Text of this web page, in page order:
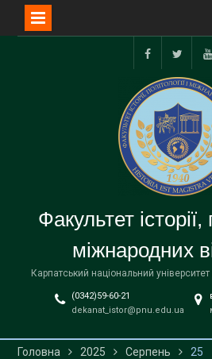
facebooktwitter
Факультет історії,
міжнародних
Карпатський національний
(0342)59-60-21
dekanat_istor@pnu.edu.ua
Головна 2025 Серпень 25